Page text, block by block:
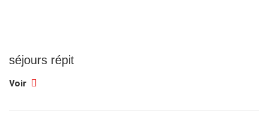
séjours répit
Voir